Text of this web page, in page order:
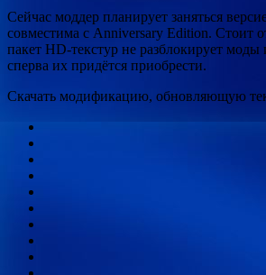
Сейчас моддер планирует заняться
совместима с Anniversary Edition. Стоит
пакет HD-текстур не разблокирует
сперва их придётся приобрести.
Скачать модификацию, обновляющую